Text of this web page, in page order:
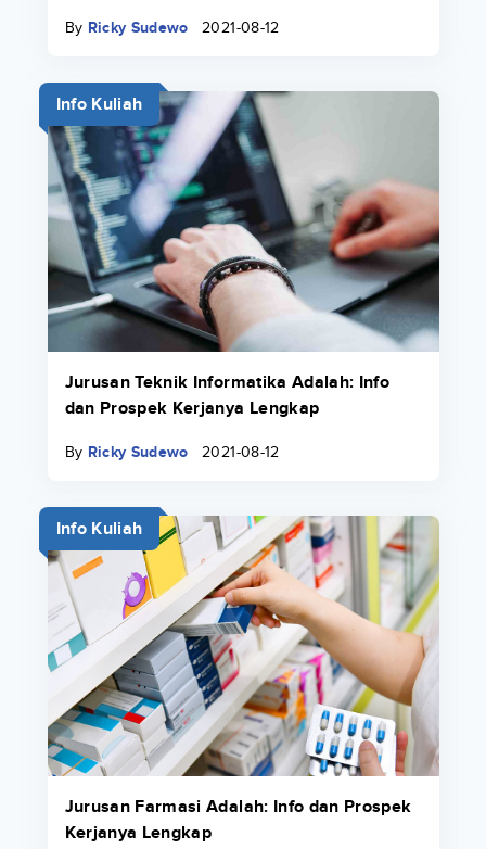
By Ricky Sudewo 2021-08-12
Info Kuliah
Jurusan Teknik Informatika Adalah: Info
dan Prospek Kerjanya Lengkap
By Ricky Sudewo 2021-08-12
Info Kuliah
Jurusan Farmasi Adalah: Info dan Prospek
Kerjanya Lengkap